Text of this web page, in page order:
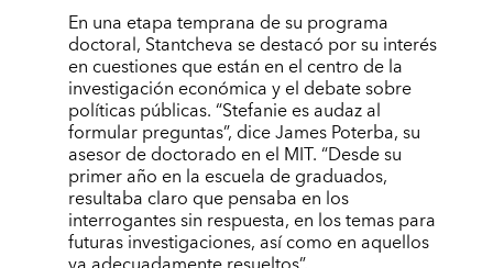
En una etapa temprana de su programa
doctoral, Stantcheva se destacó por su interés
en cuestiones que están en el centro de la
investigación económica y el debate sobre
políticas públicas. “Stefanie es audaz al
formular preguntas”, dice James Poterba, su
asesor de doctorado en el MIT. “Desde su
primer año en la escuela de graduados,
resultaba claro que pensaba en los
interrogantes sin respuesta, en los temas para
futuras investigaciones, así como en aquellos